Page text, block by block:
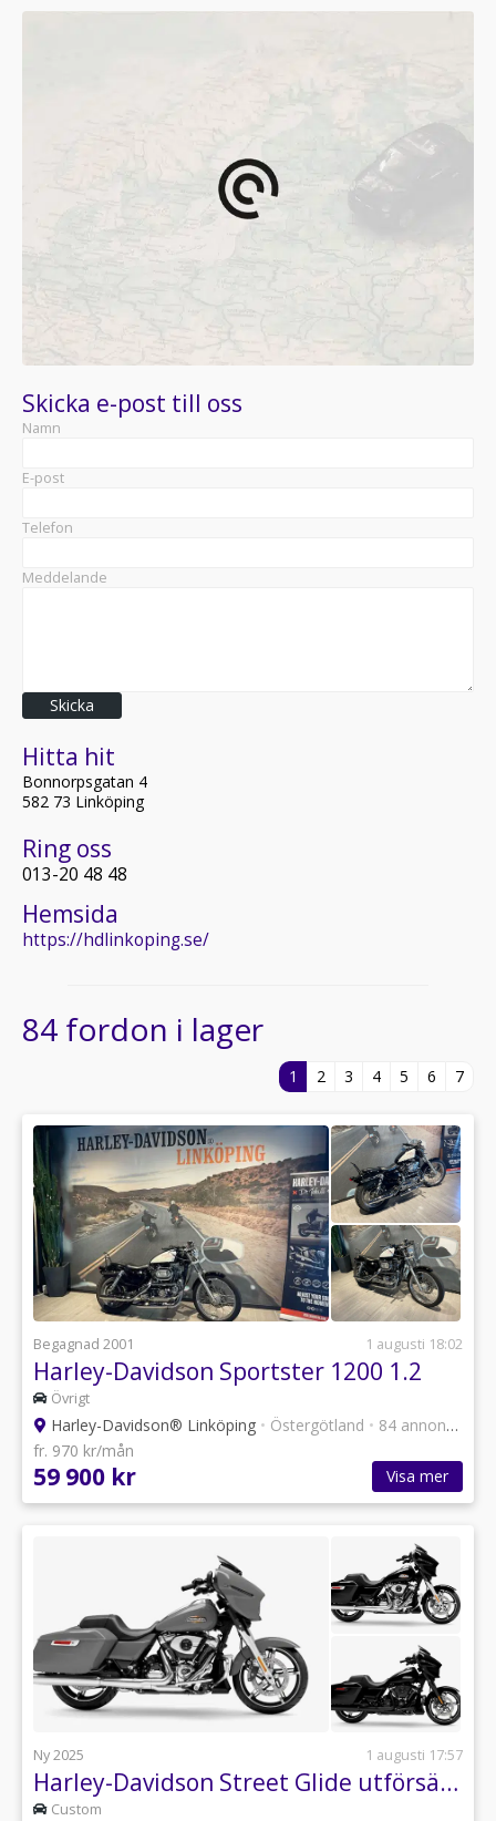
Skicka e-post till oss
Namn
E-post
Telefon
Meddelande
Skicka
Hitta hit
Bonnorpsgatan 4
582 73 Linköping
Ring oss
013-20 48 48
Hemsida
https://hdlinkoping.se/
84 fordon i lager
1 2 3 4 5 6 7
Begagnad 2001 1 augusti 18:02
Harley-Davidson Sportster 1200 1.2
Övrigt
Harley-Davidson® Linköping • Östergötland • 84 annonser
fr. 970 kr/mån
59 900 kr Visa mer
Ny 2025 1 augusti 17:57
Harley-Davidson Street Glide utförsäljning hemleverans ?
Custom